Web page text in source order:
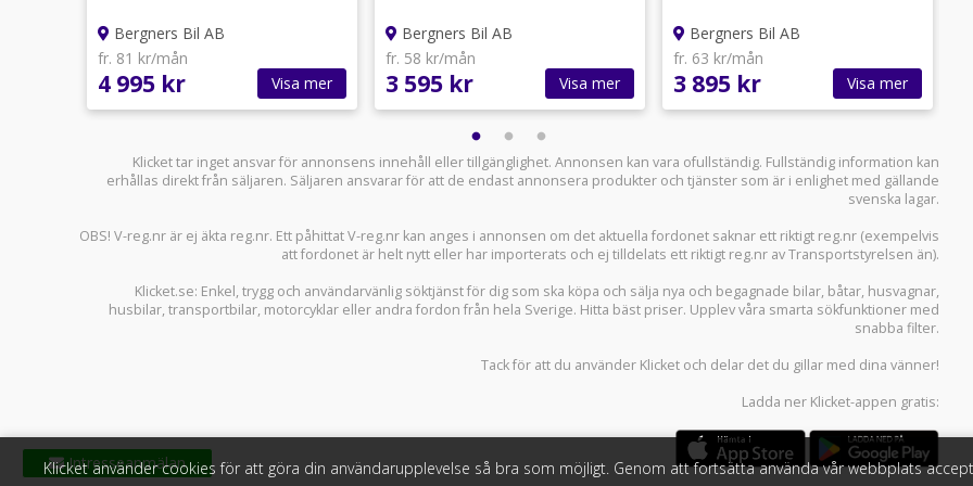
Bergners Bil AB
fr. 81 kr/mån
4 995 kr Visa mer
Bergners Bil AB
fr. 58 kr/mån
3 595 kr Visa mer
Bergners Bil AB
fr. 63 kr/mån
3 895 kr Visa mer
Klicket tar inget ansvar för annonsens innehåll eller tillgänglighet. Annonsen kan vara ofullständig. Fullständig information kan
erhållas direkt från säljaren. Säljaren ansvarar för att de endast annonsera produkter och tjänster som är i enlighet med gällande
svenska lagar.
OBS! V-reg.nr är ej äkta reg.nr. Ett påhittat V-reg.nr kan anges i annonsen om det aktuella fordonet saknar ett riktigt reg.nr (exempelvis
att fordonet är helt nytt eller har importerats och ej tilldelats ett riktigt reg.nr av Transportstyrelsen än).
Klicket.se: Enkel, trygg och användarvänlig söktjänst för dig som ska köpa och sälja nya och begagnade bilar, båtar, husvagnar,
husbilar,transportbilar, motorcyklar eller andra fordon från hela Sverige. Hitta bäst priser. Upplev våra smarta sökfunktioner med
snabba filter.
Tack för att du använder Klicket och delar det du gillar med dina vänner!
Ladda ner Klicket-appen gratis:
Klicket använder cookies för att göra din användarupplevelse så bra som möjligt. Genom att fortsätta använda vår webbplats